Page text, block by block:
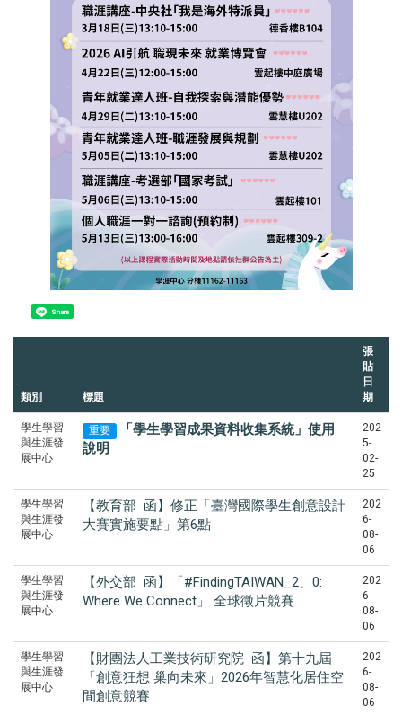
Share
類別 標題
張
貼
日
期
學生學習
與生涯發
展中心
重要
「學生學習成果資料收集系統」使用
說明
202
5-
02-
25
學生學習
與生涯發
展中心
【教育部 函】修正「臺灣國際學生創意設計
大賽實施要點」第6點
202
6-
08-
06
學生學習
與生涯發
展中心
【外交部 函】「#FindingTAIWAN_2、0:
Where We Connect」 全球徵片競賽
202
6-
08-
06
學生學習
與生涯發
展中心
【財團法人工業技術研究院 函】第十九屆
「創意狂想 巢向未來」2026年智慧化居住空
間創意競賽
202
6-
08-
06